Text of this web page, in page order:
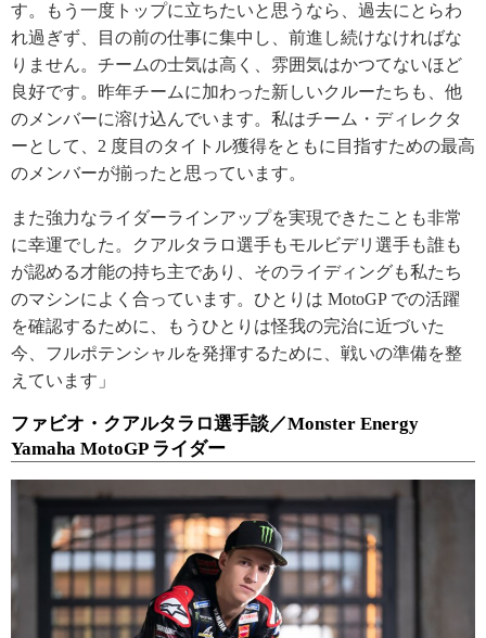
す。もう一度トップに立ちたいと思うなら、過去にとらわ
れ過ぎず、目の前の仕事に集中し、前進し続けなければな
りません。チームの士気は高く、雰囲気はかつてないほど
良好です。昨年チームに加わった新しいクルーたちも、他
のメンバーに溶け込んでいます。私はチーム・ディレクタ
ーとして、2 度目のタイトル獲得をともに目指すための最高
のメンバーが揃ったと思っています。
また強力なライダーラインアップを実現できたことも非常
に幸運でした。クアルタラロ選手もモルビデリ選手も誰も
が認める才能の持ち主であり、そのライディングも私たち
のマシンによく合っています。ひとりは MotoGP での活躍
を確認するために、もうひとりは怪我の完治に近づいた
今、フルポテンシャルを発揮するために、戦いの準備を整
えています」
ファビオ・クアルタラロ選手談／Monster Energy
Yamaha MotoGP ライダー